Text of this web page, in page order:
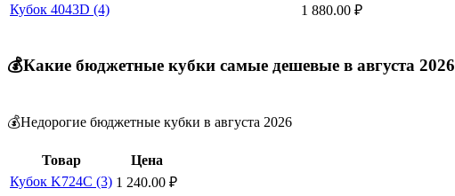
Кубок 4043D (4)
1 880.00 ₽
💰Какие бюджетные кубки самые дешевые в августа 2026
💰Недорогие бюджетные кубки в августа 2026
Товар
Цена
Кубок K724C (3) 1 240.00 ₽